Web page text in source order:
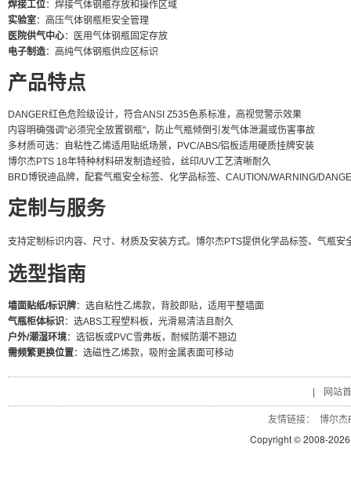
焊接工位：焊接气体钢瓶存放和操作区域
实验室：高压气体钢瓶柜安全管理
医院供气中心：医用气体钢瓶固定存放
电子制造：高纯气体钢瓶供应区标识
产品特点
DANGER红色危险级设计，符合ANSI Z535色系标准，高视觉警示效果
内容明确强调"必须完全放置钢瓶"，防止气瓶倾倒引发气体泄漏或伤害事故
多材质可选：自粘性乙烯适用贴纸场景，PVC/ABS/铝板适用硬质挂牌安装
博尔杰PTS 18年特种材料研发制造经验，丝印/UV工艺清晰耐久
BRD博锐迪品牌，配套气瓶安全标签、化学品标签、CAUTION/WARNING/
定制与服务
支持定制标识内容、尺寸、材质及安装方式。博尔杰PTS提供化学品标签、气瓶
选型指南
墙面贴纸/标识牌：选自粘性乙烯款，背胶即贴，适用平整墙面
气瓶柜体标识：选ABS工程塑料板，光滑易清洁且耐久
户外/潮湿环境：选铝板或PVC雪弗板，耐候防潮不翘边
需频繁更换位置：选磁性乙烯款，吸附金属表面可移动
| 网站
友情链接：
博尔杰
Copyright © 2008-2026